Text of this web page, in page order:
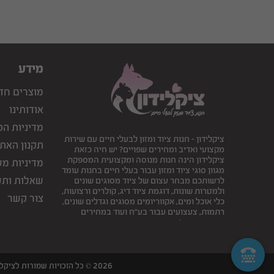
ציקלידון - חנות ציוד ומזון לבעלי חיים עם שירות
מקצועי ואדיב ומחירים שפויים? יש חיה כזאת
ציקלידון הינה חנות מנוסה ומקצועית המספקת
מגוון סוגי ציוד ומזון עבור בעלי חיים בחנות עומד
לרשותכם מבחר עצום של ציוד מסוגים שונים
ולמטרות שונות, דוגמת ציוד דיג, קולרים ורצועות,
כלי אוכל ומים, אקווריומים מסוגים וגדלים שונים,
רתמות, צעצועים עבור בע"ח ועוד במחירים
אטרקטיביים!
מידע
מוצרים
אודותינו
מדיניות
תקנון
מדיניות
שאלות
צור קשר
2026 © כל הזכויות שמורות לציקלידון נתיבות - חנות חיות | דגי נוי | זוחלים | ציוד דייג | ציוד ומזון לבעלים |